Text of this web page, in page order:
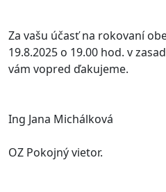
Za vašu účasť na rokovaní
19.8.2025 o 19.00 hod. v
vám vopred ďakujeme.
Ing Jana Michálková
OZ Pokojný vietor.